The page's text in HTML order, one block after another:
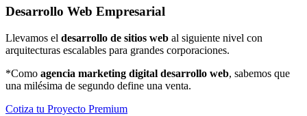
Desarrollo Web Empresarial
Llevamos el desarrollo de sitios web al siguiente nivel con
arquitecturas escalables para grandes corporaciones.
*Como agencia marketing digital desarrollo web, sabemos que
una milésima de segundo define una venta.
Cotiza tu Proyecto Premium